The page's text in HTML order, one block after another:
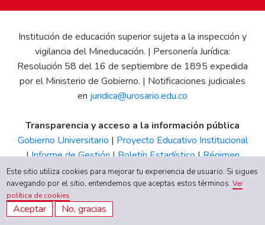
Institución de educación superior sujeta a la inspección y
vigilancia del Mineducación. | Personería Jurídica:
Resolución 58 del 16 de septiembre de 1895 expedida
por el Ministerio de Gobierno. | Notificaciones judiciales
en juridica@urosario.edu.co
Transparencia y acceso a la información pública
Gobierno Universitario | Proyecto Educativo Institucional
|Informe de Gestión|Boletín Estadístico|Régimen
Tributario|Estados Financieros |Código de Ética| Canal
de Integridad UR
Este sitio utiliza cookies para mejorar tu experiencia de usuario. Si sigues
navegando por el sitio, entendemos que aceptas estos términos.Ver
política de cookies
Aceptar No, gracias